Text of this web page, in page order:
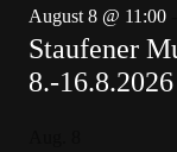
August 8 @ 11:00
Staufener
8.-16.8.2026